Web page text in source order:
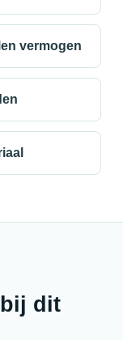
vermogen
dit